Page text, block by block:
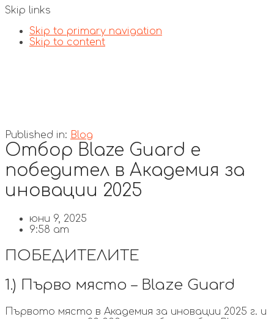
Skip links
Skip to primary navigation
Skip to content
Published in: Blog
Отбор Blaze Guard е
победител в Академия за
иновации 2025
юни 9, 2025
9:58 am
ПОБЕДИТЕЛИТЕ
1.) Първо място – Blaze Guard
Първото място в Академия за иновации 2025 г. и